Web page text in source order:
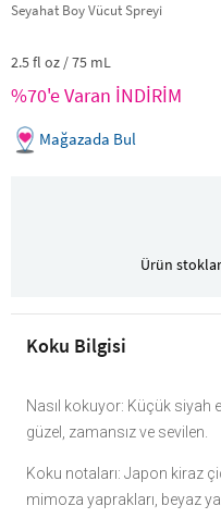
Seyahat Boy Vücut Spreyi
2.5 fl oz / 75 mL
%70'e Varan İNDİRİM
Mağazada Bul
Ürün
Koku Bilgisi
Nasıl kokuyor: Küçük siyah
güzel, zamansız ve sevilen.
Koku notaları: Japon kiraz
mimoza yaprakları, beyaz